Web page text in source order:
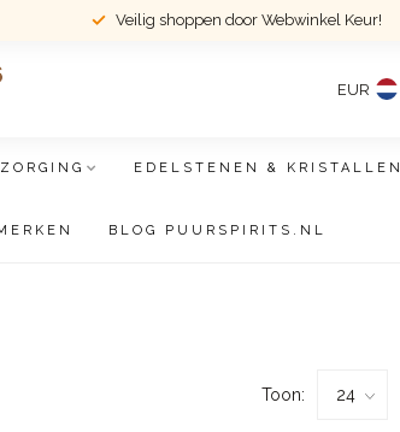
Veilig shoppen door Webwinkel Keur!
EUR
EDELSTENEN & KRISTALLEN
BLOG PUURSPIRITS.NL
Toon: